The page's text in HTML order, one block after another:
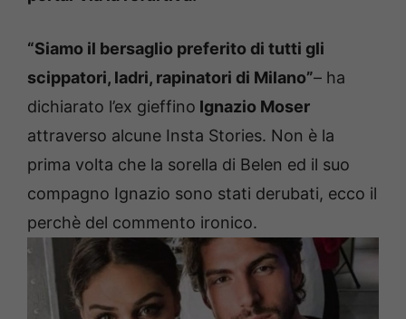
“Siamo il bersaglio preferito di tutti gli
scippatori, ladri, rapinatori di Milano”– ha
dichiarato l’ex gieffino Ignazio Moser
attraverso alcune Insta Stories. Non è la
prima volta che la sorella di Belen ed il suo
compagno Ignazio sono stati derubati, ecco il
perchè del commento ironico.